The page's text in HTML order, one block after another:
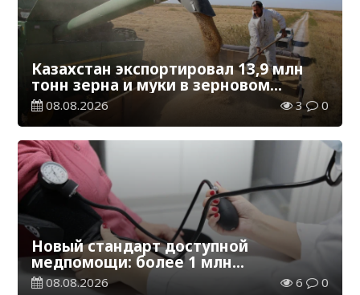
Казахстан экспортировал 13,9 млн
тонн зерна и муки в зерновом
эквиваленте
08.08.2026 3 0
Новый стандарт доступной
медпомощи: более 1 млн
казахстанцев получили
08.08.2026 6 0